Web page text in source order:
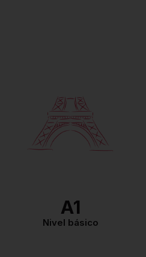
A1
Nivel básico
Nivel independiente.
Puede entender y
participar en una
discusión, dar su opinión,